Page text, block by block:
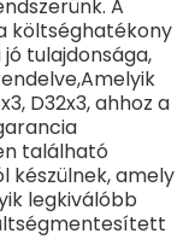
A
költséghatékony
tulajdonsága,
D32x3, ahhoz a
található
készülnek, amely
legkiválóbb